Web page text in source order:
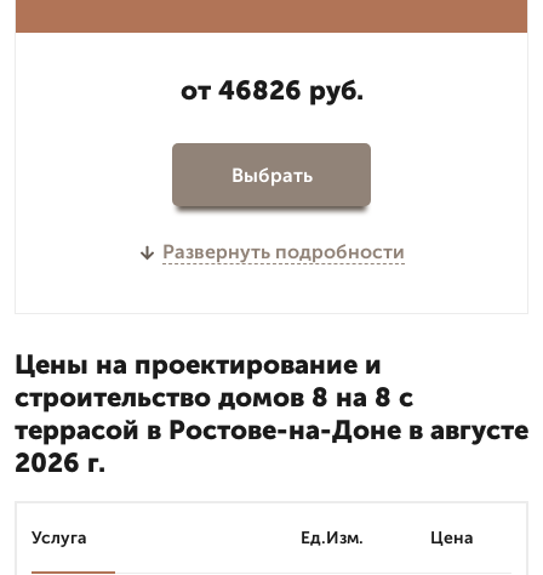
от 46826 руб.
Выбрать
Развернуть подробности
Цены на проектирование и
строительство домов 8 на 8 с
террасой в Ростове-на-Доне в августе
2026 г.
Услуга Ед.Изм. Цена